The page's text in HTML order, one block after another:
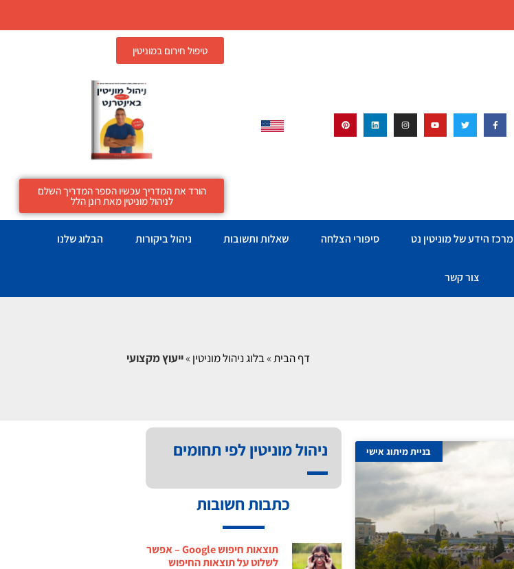
טיפול חירום במוניטין
הורד את המדריך עכשיו הספר המדריך השלם
לניהול מוניטין מאת רונן הלל
מרכז הידע של מוניטין נט סיפורי הצלחה שאלות ותשובות ניהול ביקורות הבלוג שלנו
צור קשר
דף הבית»בלוג ניהול מוניטין »ייעוץ מקצועי
בניית מיתוג אישי ניהול מוניטין לפי תחומים
כתבות חשובות
תוצאות חיפוש Google – אפשר
לשלוט על תוצאות החיפוש